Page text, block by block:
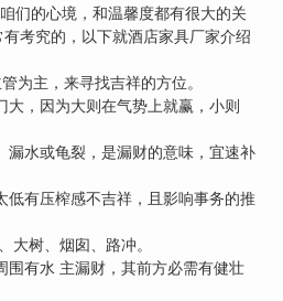
们的心境，和温馨度都有很大的关
考究的，以下就酒店家具厂家介绍
为主，来寻找吉祥的方位。
大，因为大则在气势上就赢，小则
漏水或龟裂，是漏财的意味，宜速补
低有压榨感不吉祥，且影响事务的推
大树、烟囱、路冲。
围有水 主漏财，其前方必需有健壮